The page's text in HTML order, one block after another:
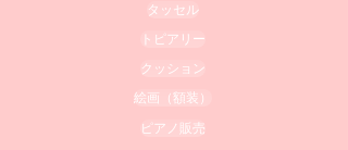
タッセル
トピアリー
クッション
絵画（額装）
ピアノ販売